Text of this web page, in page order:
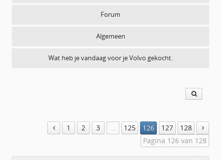
Forum
Algemeen
Wat heb je vandaag voor je Volvo gekocht.
1 2 3 … 125 126 127
128
Pagina 126 van 128